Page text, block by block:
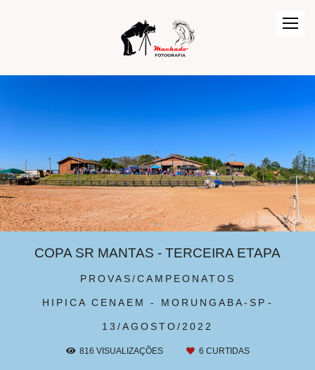
PROVAS/CAMPEONATOS
HIPICA CENAEM - MORUNGABA-SP
13/AGOSTO/2022
COPA SR MANTAS - TERCEIRA ETAPA
816 VISUALIZAÇÕES 6 CURTIDAS